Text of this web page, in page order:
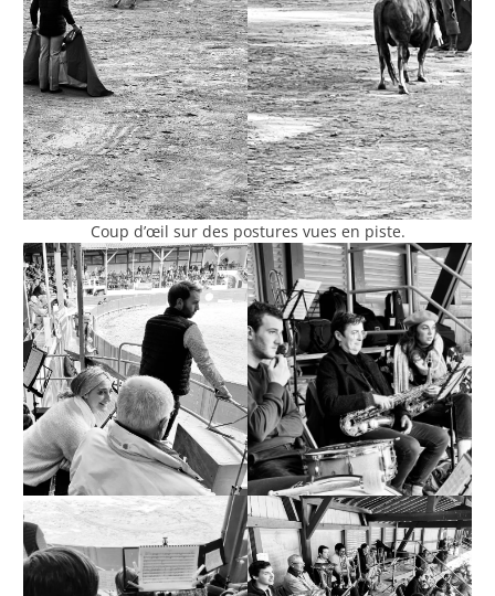
Coup d’œil sur des postures vues en piste.